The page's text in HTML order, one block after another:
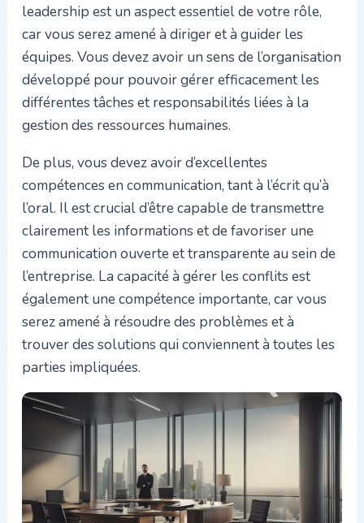
leadership est un aspect essentiel de votre rôle,
car vous serez amené à diriger et à guider les
équipes. Vous devez avoir un sens de l’organisation
développé pour pouvoir gérer efficacement les
différentes tâches et responsabilités liées à la
gestion des ressources humaines.
De plus, vous devez avoir d’excellentes
compétences en communication, tant à l’écrit qu’à
l’oral. Il est crucial d’être capable de transmettre
clairement les informations et de favoriser une
communication ouverte et transparente au sein de
l’entreprise. La capacité à gérer les conflits est
également une compétence importante, car vous
serez amené à résoudre des problèmes et à
trouver des solutions qui conviennent à toutes les
parties impliquées.